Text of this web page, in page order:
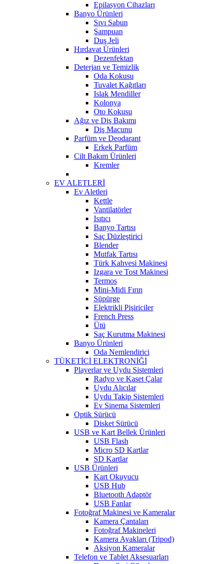
Epilasyon Cihazları
Banyo Ürünleri
Sıvı Sabun
Şampuan
Duş Jeli
Hırdavat Ürünleri
Dezenfektan
Deterjan ve Temizlik
Oda Kokusu
Tuvalet Kağıtları
Islak Mendiller
Kolonya
Oto Kokusu
Ağız ve Diş Bakımı
Diş Macunu
Parfüm ve Deodarant
Erkek Parfüm
Cilt Bakım Ürünleri
Kremler
EV ALETLERİ
Ev Aletleri
Kettle
Vantilatörler
Isıtıcı
Banyo Tartısı
Saç Düzleştirici
Blender
Mutfak Tartısı
Türk Kahvesi Makinesi
Izgara ve Tost Makinesi
Termos
Mini-Midi Fırın
Süpürge
Elektrikli Pişiriciler
French Press
Ütü
Saç Kurutma Makinesi
Banyo Ürünleri
Oda Nemlendirici
TÜKETİCİ ELEKTRONİĞİ
Playerlar ve Uydu Sistemleri
Radyo ve Kaset Çalar
Uydu Alıcılar
Uydu Takip Sistemleri
Ev Sinema Sistemleri
Optik Sürücü
Disket Sürücü
USB ve Kart Bellek Ürünleri
USB Flash
Micro SD Kartlar
SD Kartlar
USB Ürünleri
Kart Okuyucu
USB Hub
Bluetooth Adaptör
USB Fanlar
Fotoğraf Makinesi ve Kameralar
Kamera Çantaları
Fotoğraf Makineleri
Kamera Ayakları (Tripod)
Aksiyon Kameralar
Telefon ve Tablet Aksesuarları